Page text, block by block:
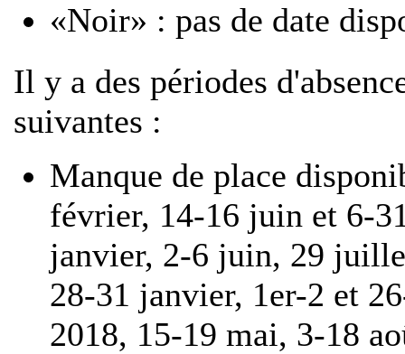
«Noir» : pas de date
Il y a des périodes
suivantes :
Manque de place
février, 14-16 juin et 6-
janvier, 2-6 juin, 29
28-31 janvier, 1er-2 et
2018, 15-19 mai, 3-18